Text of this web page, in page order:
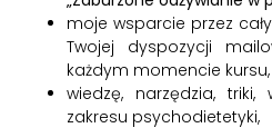
moje wsparcie przez
Twojej dyspozycji
każdym momencie kursu,
wiedzę, narzędzia, triki,
zakresu psychodietetyki,